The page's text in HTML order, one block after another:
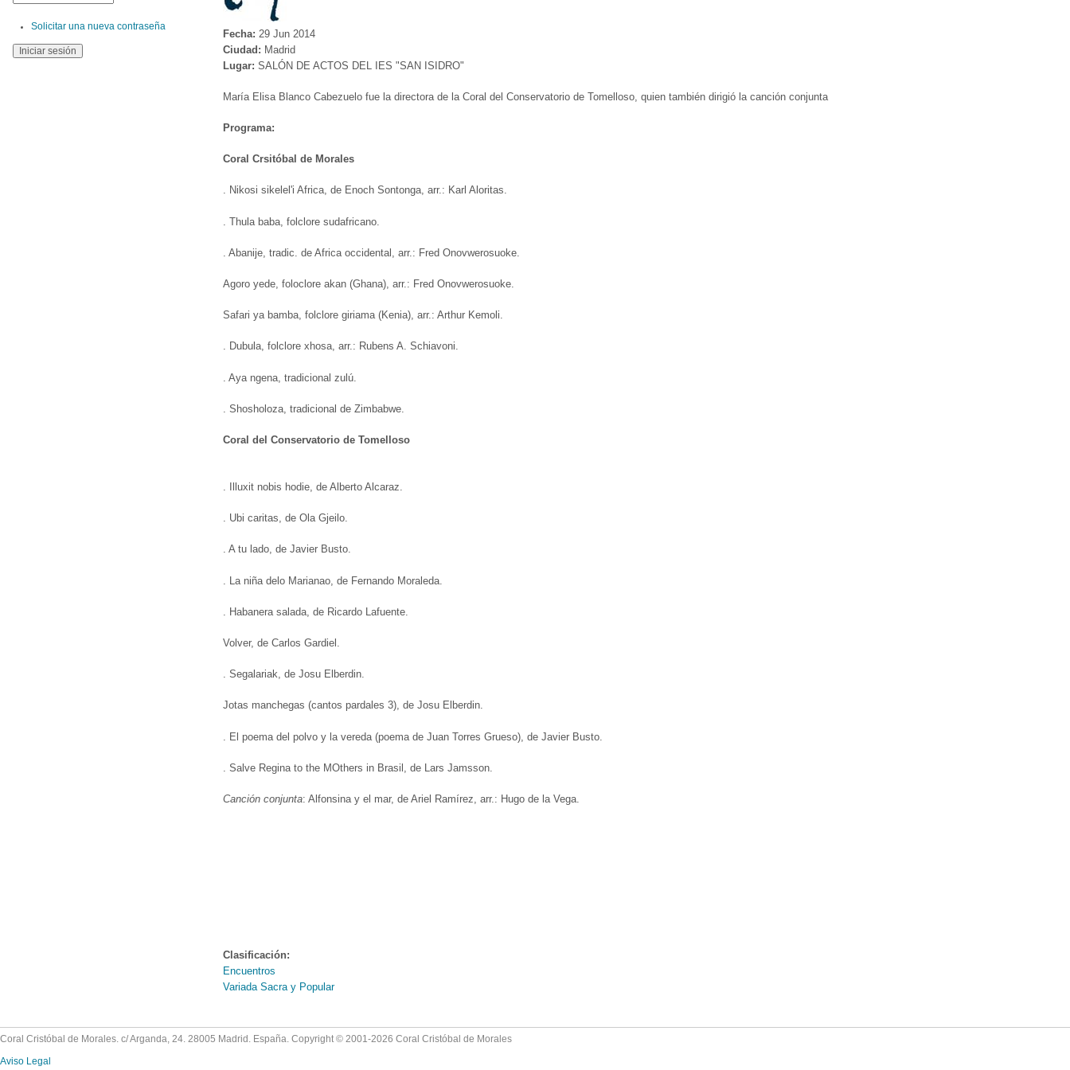
Fecha: 29 Jun 2014
Ciudad: Madrid
Lugar: SALÓN DE ACTOS DEL IES "SAN ISIDRO"
María Elisa Blanco Cabezuelo fue la directora de la Coral del Conservatorio de Tomelloso, quien también dirigió la canción conjunta
Programa:
Coral Crsitóbal de Morales
. Nikosi sikelel'i Africa, de Enoch Sontonga, arr.: Karl Aloritas.
. Thula baba, folclore sudafricano.
. Abanije, tradic. de Africa occidental, arr.: Fred Onovwerosuoke.
Agoro yede, foloclore akan (Ghana), arr.: Fred Onovwerosuoke.
Safari ya bamba, folclore giriama (Kenia), arr.: Arthur Kemoli.
. Dubula, folclore xhosa, arr.: Rubens A. Schiavoni.
. Aya ngena, tradicional zulú.
. Shosholoza, tradicional de Zimbabwe.
Coral del Conservatorio de Tomelloso
. Illuxit nobis hodie, de Alberto Alcaraz.
. Ubi caritas, de Ola Gjeilo.
. A tu lado, de Javier Busto.
. La niña delo Marianao, de Fernando Moraleda.
. Habanera salada, de Ricardo Lafuente.
Volver, de Carlos Gardiel.
. Segalariak, de Josu Elberdin.
Jotas manchegas (cantos pardales 3), de Josu Elberdin.
. El poema del polvo y la vereda (poema de Juan Torres Grueso), de Javier Busto.
. Salve Regina to the MOthers in Brasil, de Lars Jamsson.
Canción conjunta: Alfonsina y el mar, de Ariel Ramírez, arr.: Hugo de la Vega.
Clasificación:
Encuentros
Variada Sacra y Popular
Solicitar una nueva contraseña
Coral Cristóbal de Morales. c/ Arganda, 24. 28005 Madrid. España. Copyright © 2001-2026 Coral Cristóbal de Morales
Aviso Legal